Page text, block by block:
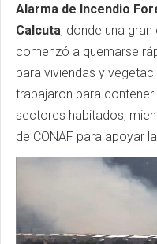
Alarma de Incendio
Calcuta, donde una
comenzó a quemarse
para viviendas y
trabajaron para
sectores habitados,
de CONAF para apoyar